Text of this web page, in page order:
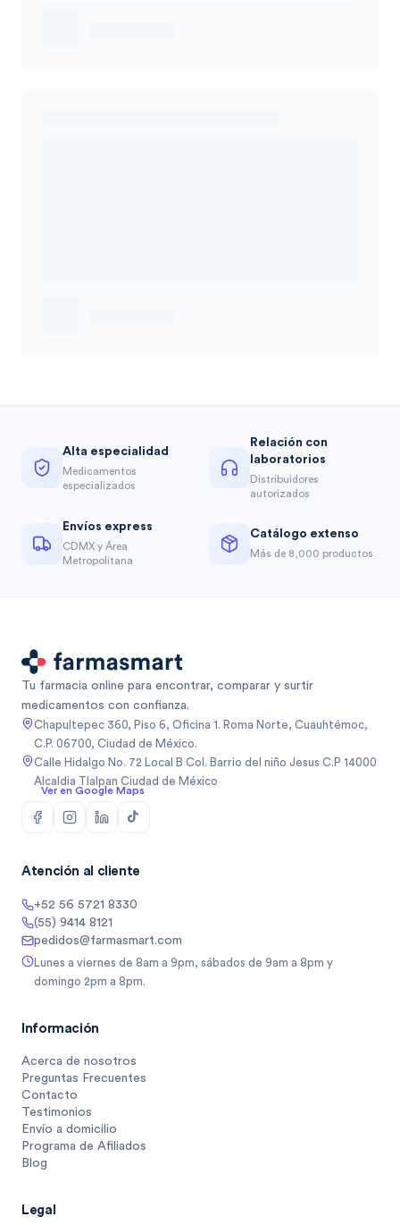
Alta especialidad
Medicamentos
especializados
Relación con
laboratorios
Distribuidores
autorizados
Envíos express
CDMX y Área
Metropolitana
Catálogo extenso
Más de 8,000 productos
Tu farmacia online para encontrar, comparar y surtir
medicamentos con confianza.
Chapultepec 360, Piso 6, Oficina 1. Roma Norte, Cuauhtémoc,
C.P. 06700, Ciudad de México.
Calle Hidalgo No. 72 Local B Col. Barrio del niño Jesus C.P 14000
Alcaldia Tlalpan Ciudad de México
Ver en Google Maps
Atención al cliente
+52 56 5721 8330
(55) 9414 8121
pedidos@farmasmart.com
Lunes a viernes de 8am a 9pm, sábados de 9am a 8pm y
domingo 2pm a 8pm.
Información
Acerca de nosotros
Preguntas Frecuentes
Contacto
Testimonios
Envío a domicilio
Programa de Afiliados
Blog
Legal